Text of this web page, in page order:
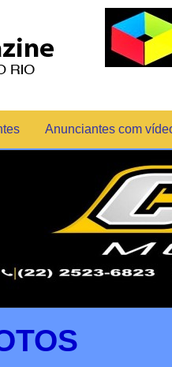
Anunciantes com